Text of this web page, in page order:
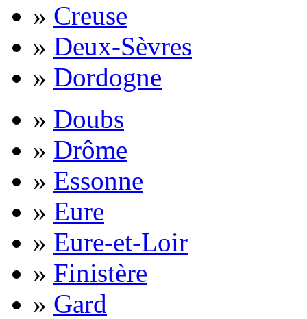
» Creuse
» Deux-Sèvres
» Dordogne
» Doubs
» Drôme
» Essonne
» Eure
» Eure-et-Loir
» Finistère
» Gard